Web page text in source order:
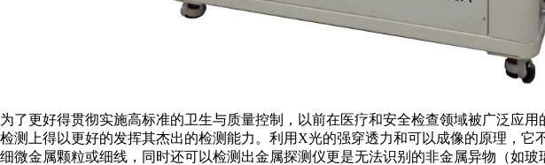
为了更好得贯彻实施高标准的卫生与质量控制，以前在医疗和安全检查领域被广泛应用
检测上得以更好的发挥其杰出的检测能力。利用X光的强穿透力和可以成像的原理，它
细微金属颗粒或细线，同时还可以检测出金属探测仪更是无法识别的非金属异物（如玻